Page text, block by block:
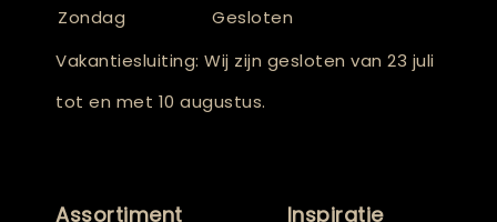
Zondag
Gesloten
Vakantiesluiting: Wij zijn gesloten van 23 juli
tot en met 10 augustus.
Assortiment Inspiratie